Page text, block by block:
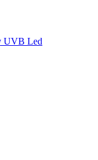
UVB Led